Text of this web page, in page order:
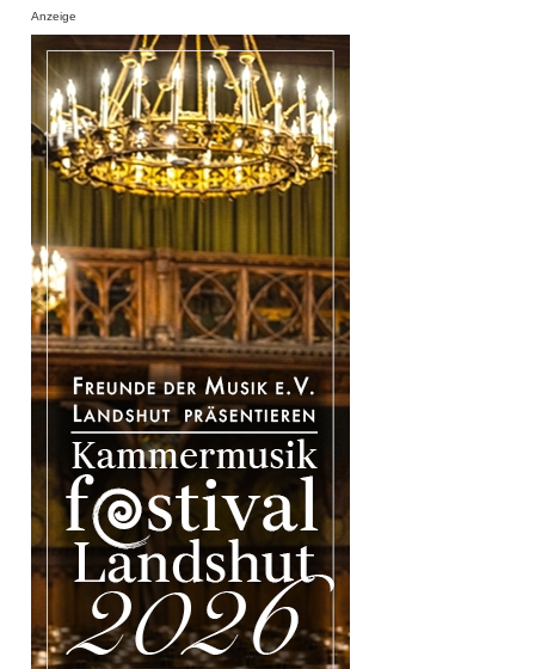
Anzeige